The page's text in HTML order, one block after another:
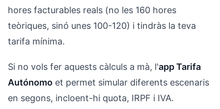
hores facturables reals (no les 160 hores
teòriques, sinó unes 100-120) i tindràs la teva
tarifa mínima.
Si no vols fer aquests càlculs a mà, l'app Tarifa
Autónomo et permet simular diferents escenaris
en segons, incloent-hi quota, IRPF i IVA.